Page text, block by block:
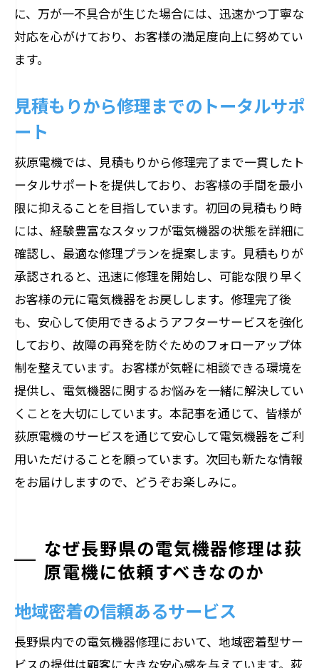
に、万が一不具合が生じた場合には、迅速かつ丁寧な
対応を心がけており、お客様の満足度向上に努めてい
ます。
見積もりから修理までのトータルサポ
ート
荻原電機では、見積もりから修理完了まで一貫したト
ータルサポートを提供しており、お客様の手間を最小
限に抑えることを目指しています。初回の見積もり時
には、経験豊富なスタッフが電気機器の状態を詳細に
確認し、最適な修理プランを提案します。見積もりが
承認されると、迅速に修理を開始し、可能な限り早く
お客様の元に電気機器をお戻しします。修理完了後
も、安心して使用できるようアフターサービスを強化
しており、故障の再発を防ぐためのフォローアップ体
制を整えています。お客様が気軽に相談できる環境を
提供し、電気機器に関するお悩みを一緒に解決してい
くことを大切にしています。本記事を通じて、皆様が
荻原電機のサービスを通じて安心して電気機器をご利
用いただけることを願っています。次回も新たな情報
をお届けしますので、どうぞお楽しみに。
なぜ長野県の電気機器修理は荻
原電機に依頼すべきなのか
地域密着の信頼あるサービス
長野県内での電気機器修理において、地域密着型サー
ビスの提供は顧客に大きな安心感を与えています。荻